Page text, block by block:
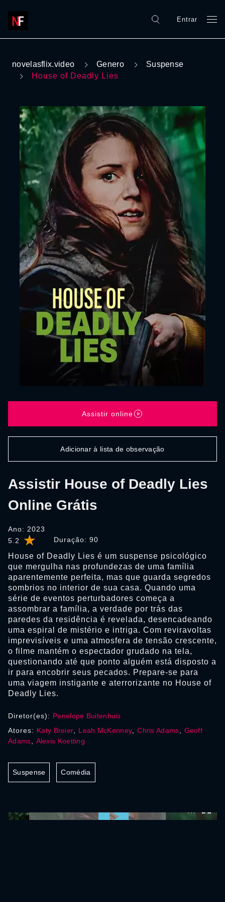
Entrar
novelasflix.video Genero
Suspense
House of Deadly Lies
5.2 Duração: 90
Assistir House of Deadly Lies
Online Grátis
Ano: 2023
House of Deadly Lies é um suspense psicológico
que mergulha nas profundezas de uma família
aparentemente perfeita, mas que guarda segredos
sombrios no interior de sua casa. Quando uma
série de eventos perturbadores começa a
assombrar a família, a verdade por trás das
paredes da residência é revelada, desencadeando
uma espiral de mistério e intriga. Com reviravoltas
imprevisíveis e uma atmosfera de tensão crescente,
o filme mantém o espectador grudado na tela,
questionando até que ponto alguém está disposto a
ir para encobrir seus pecados. Prepare-se para
uma viagem instigante e aterrorizante no House of
Deadly Lies.
Assistir online
Adicionar à lista de observação
Diretor(es): Penelope Buitenhuis
Atores: Katy Breier Leah McKenney ,Chris Adams
Geoff
Adams
Alexis Koetting
Suspense Comédia